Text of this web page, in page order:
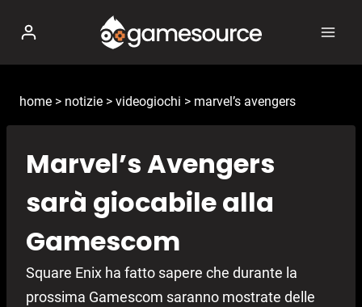
contenuto
home > notizie > videogiochi > marvel’s avengers
Marvel’s Avengers
sarà giocabile alla
Gamescom
Square Enix ha fatto sapere che durante la
prossima Gamescom saranno mostrate delle